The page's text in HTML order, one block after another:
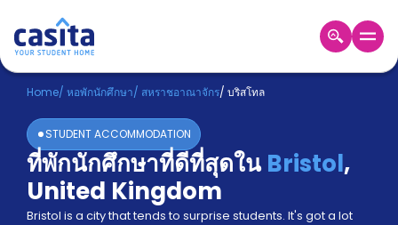
Home TH GBP
เข้าสู่
ระบบ
Booking
Accommodation
About
Home/ หอพักนักศึกษา/ สหราชอาณาจักร/ บริสโทล
STUDENT ACCOMMODATION
ที่พักนักศึกษาที่ดีที่สุดใน Bristol,
United Kingdom
Bristol is a city that tends to surprise students. It's got a lot